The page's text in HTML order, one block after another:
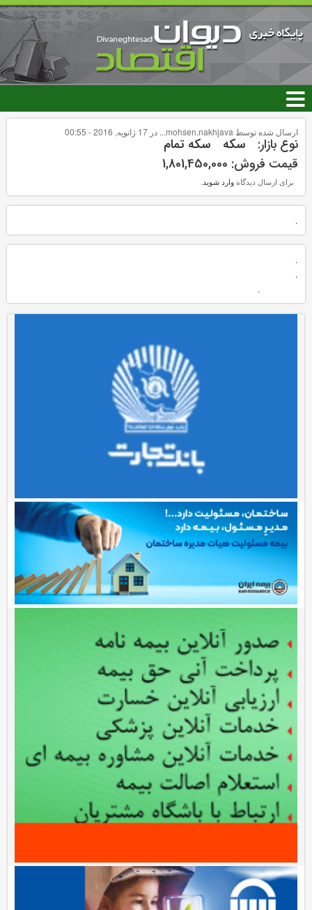
رفتن
محتوای
اصلی
ارسال شده توسط mohsen.nakhjava... در 17 ژانویه, 2016 - 00:55
نوع بازار: سکه
سکه تمام
قیمت فروش: 1,801,450,000
برای ارسال دیدگاهوارد شوید.
.
.
.
.